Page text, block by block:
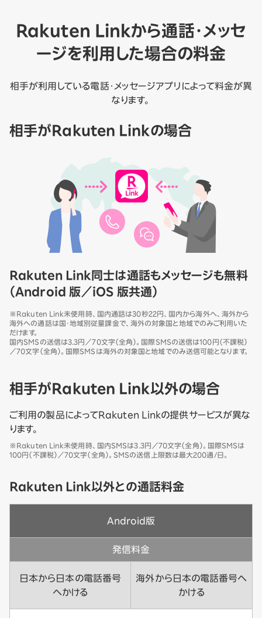
Rakuten Linkから通話・メッセ
ージを利用した場合の料金
相手が利用している電話・メッセージアプリによって料金が異
なります。
相手がRakuten Linkの場合
Rakuten Link同士は通話もメッセージも無料
（Android 版／iOS 版共通）
※Rakuten Link未使用時、国内通話は30秒22円、国内から海外へ、海外から
海外への通話は国・地域別従量課金で、海外の対象国と地域でのみご利用いた
だけます。
国内SMSの送信は3.3円／70文字（全角）。国際SMSの送信は100円（不課税）
／70文字（全角）。国際SMSは海外の対象国と地域でのみ送信可能となります。
相手がRakuten Link以外の場合
ご利用の製品によってRakuten Linkの提供サービスが異な
ります。
※Rakuten Link未使用時、国内SMSは3.3円／70文字（全角）。国際SMSは
100円（不課税）／70文字（全角）。SMSの送信上限数は最大200通/日。
Rakuten Link以外との通話料金
Android版
発信料金
日本から日本の電話番号
へかける
海外から日本の電話番号へ
かける